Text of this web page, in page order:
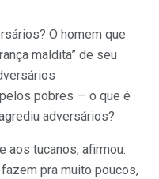
O homem que
maldita” de seu
pobres — o que é
adversários?
aos tucanos, afirmou:
pra muito poucos,